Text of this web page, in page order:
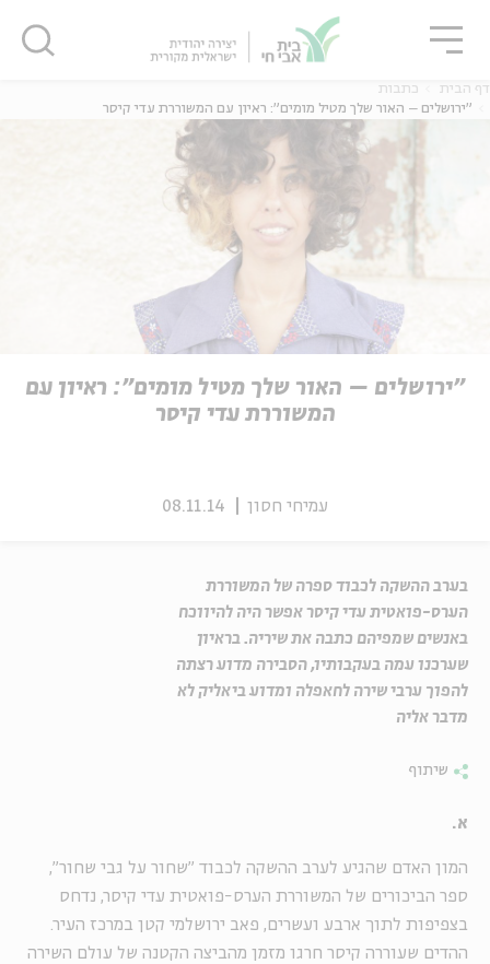
אנגלית
דף הבית
כתבות
"ירושלים – האור שלך מטיל מומים": ראיון עם המשוררת עדי קיסר
"ירושלים – האור שלך מטיל מומים": ראיון עם
המשוררת עדי קיסר
עמיחי חסון 08.11.14
בערב ההשקה לכבוד ספרה של המשוררת
הערס-פואטית עדי קיסר אפשר היה להיווכח
באנשים שמפיהם כתבה את שיריה. בראיון
שערכנו עמה בעקבותיו, הסבירה מדוע רצתה
להפוך ערבי שירה לחאפלה ומדוע ביאליק לא
מדבר אליה
שיתוף
א.
המון האדם שהגיע לערב ההשקה לכבוד "שחור על גבי שחור",
ספר הביכורים של המשוררת הערס-פואטית עדי קיסר, נדחס
בצפיפות לתוך ארבע ועשרים, פאב ירושלמי קטן במרכז העיר.
ההדים שעוררה קיסר חרגו מזמן מהביצה הקטנה של עולם השירה
סגור